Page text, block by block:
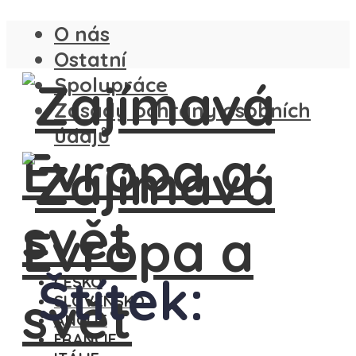
O nás
Ostatní
Spolupráce
Zásady ochrany osobních
údajů
ČESKO
SLOVENSKO
ANGLIE
FRANCIE
Štítek: